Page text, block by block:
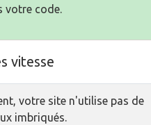
votre code.
vitesse
votre site n'utilise pas de
imbriqués.